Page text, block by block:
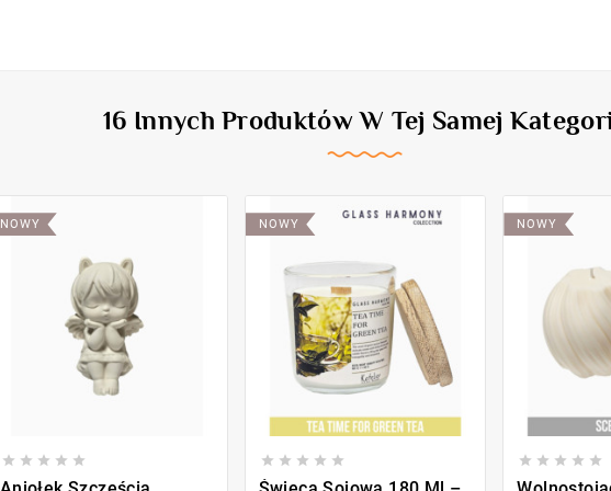
16 Innych Produktów W Tej Samej
NOWY
    
NOWY
    
NOWY
    